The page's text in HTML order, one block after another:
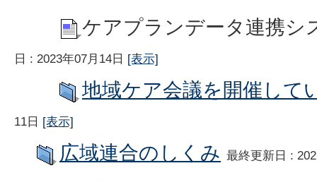
ケアプランデータ連携
日 : 2023年07月14日 [表示]
地域ケア会議を開催して
11日 [表示]
広域連合のしくみ 最終更新日 :